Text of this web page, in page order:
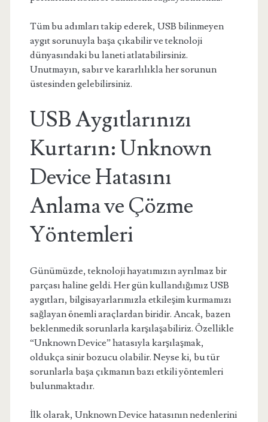
Tüm bu adımları takip ederek, USB bilinmeyen
aygıt sorunuyla başa çıkabilir ve teknoloji
dünyasındaki bu laneti atlatabilirsiniz.
Unutmayın, sabır ve kararlılıkla her sorunun
üstesinden gelebilirsiniz.
USB Aygıtlarınızı
Kurtarın: Unknown
Device Hatasını
Anlama ve Çözme
Yöntemleri
Günümüzde, teknoloji hayatımızın ayrılmaz bir
parçası haline geldi. Her gün kullandığımız USB
aygıtları, bilgisayarlarımızla etkileşim kurmamızı
sağlayan önemli araçlardan biridir. Ancak, bazen
beklenmedik sorunlarla karşılaşabiliriz. Özellikle
“Unknown Device” hatasıyla karşılaşmak,
oldukça sinir bozucu olabilir. Neyse ki, bu tür
sorunlarla başa çıkmanın bazı etkili yöntemleri
bulunmaktadır.
İlk olarak, Unknown Device hatasının nedenlerini